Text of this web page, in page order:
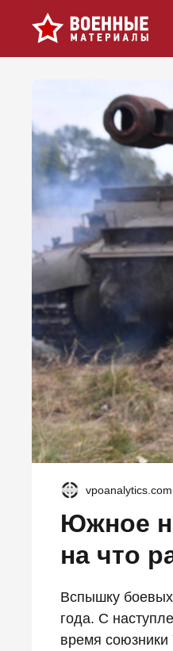
vpoanalytics.com
Южное
на что
Вспышку боевых
года. С
время союзники